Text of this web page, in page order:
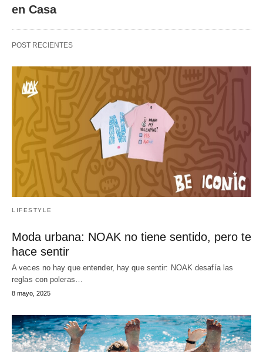
en Casa
POST RECIENTES
LIFESTYLE
Moda urbana: NOAK no tiene sentido, pero te
hace sentir
A veces no hay que entender, hay que sentir: NOAK desafía las
reglas con poleras…
8 mayo, 2025